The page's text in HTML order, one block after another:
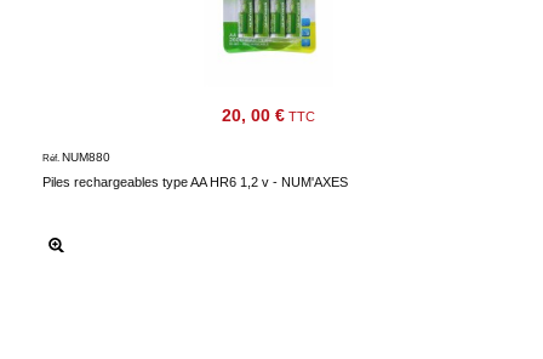
20, 00 € TTC
Piles rechargeables type AA HR6 1,2 v - NUM'AXES
Réf. NUM880